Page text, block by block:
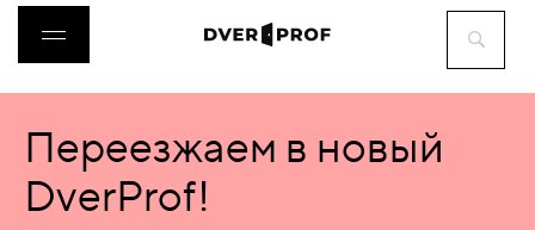
ДВЕРИ
ФУРНИТУРА
Переезжаем в новый
DverProf!